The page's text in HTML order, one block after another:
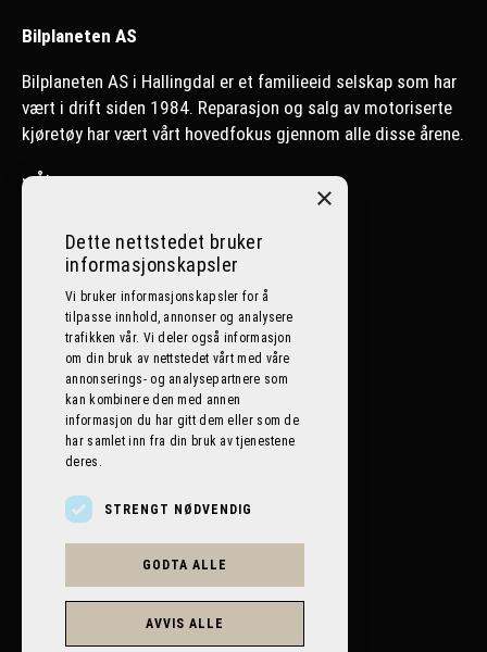
Bilplaneten AS
Bilplaneten AS i Hallingdal er et familieeid selskap som har
vært i drift siden 1984. Reparasjon og salg av motoriserte
kjøretøy har vært vårt hovedfokus gjennom alle disse årene.
>Ål
Nesbyen
Lillehammer
Følg oss på sosiale medier
POWERED BY EMPORI CMS
×
Dette nettstedet bruker
informasjonskapsler
Vi bruker informasjonskapsler for å
tilpasse innhold, annonser og analysere
trafikken vår. Vi deler også informasjon
om din bruk av nettstedet vårt med våre
annonserings- og analysepartnere som
kan kombinere den med annen
informasjon du har gitt dem eller som de
har samlet inn fra din bruk av tjenestene
deres.
STRENGT NØDVENDIG
GODTA ALLE
AVVIS ALLE